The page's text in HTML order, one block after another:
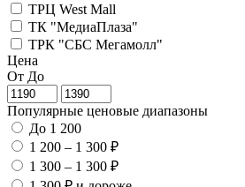
ТРЦ West Mall
ТК "МедиаПлаза"
ТРК "СБС Мегамолл"
Цена
От До
Популярные ценовые диапазоны
До 1 200
1 200 – 1 300 ₽
1 300 – 1 300 ₽